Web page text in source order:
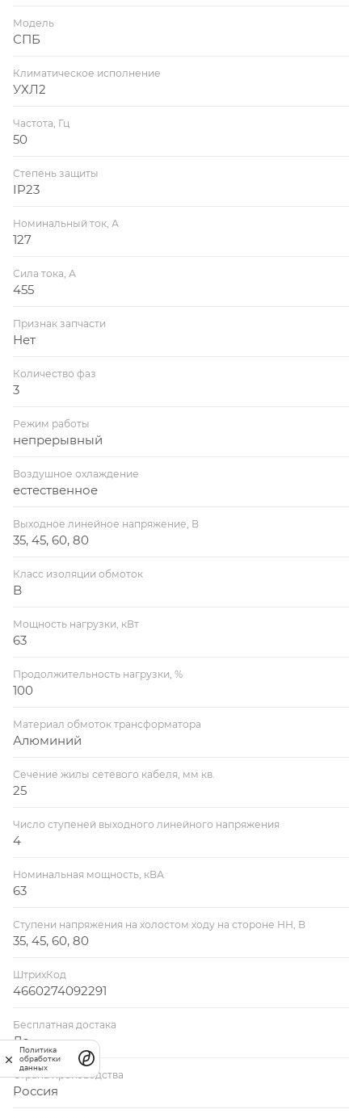
Модель
СПБ
Климатическое исполнение
УХЛ2
Частота, Гц
50
Степень защиты
IP23
Номинальный ток, А
127
Сила тока, А
455
Признак запчасти
Нет
Количество фаз
3
Режим работы
непрерывный
Воздушное охлаждение
естественное
Выходное линейное напряжение, В
35, 45, 60, 80
Класс изоляции обмоток
B
Мощность нагрузки, кВт
63
Продолжительность нагрузки, %
100
Материал обмоток трансформатора
Алюминий
Сечение жилы сетевого кабеля, мм кв.
25
Число ступеней выходного линейного напряжения
4
Номинальная мощность, кВА
63
Ступени напряжения на холостом ходу на стороне НН, В
35, 45, 60, 80
ШтрихКод
4660274092291
Бесплатная достака
Да
Страна производства
Россия
Политика
обработки
данных